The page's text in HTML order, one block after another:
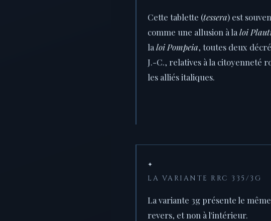
Cette tablette (tessera) est
comme une allusion à la loi
la loi Pompeia, toutes deux
J.-C., relatives à la citoyenneté
les alliés italiques.
✦
LA VARIANTE RRC 335/3G
La variante 3g présente le
revers, et non à l'intérieur.